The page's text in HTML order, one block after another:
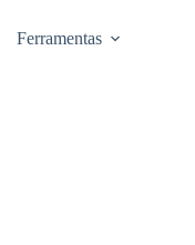
Ferramentas